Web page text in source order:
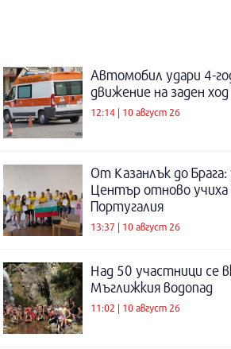
Автомобил удари 4-
движение на заден
12:14 | 10 август 26
От Казанлък до
Център отново учиха
Португалия
13:37 | 10 август 26
Над 50 участници се
Мъглижкия водопад
11:02 | 10 август 26